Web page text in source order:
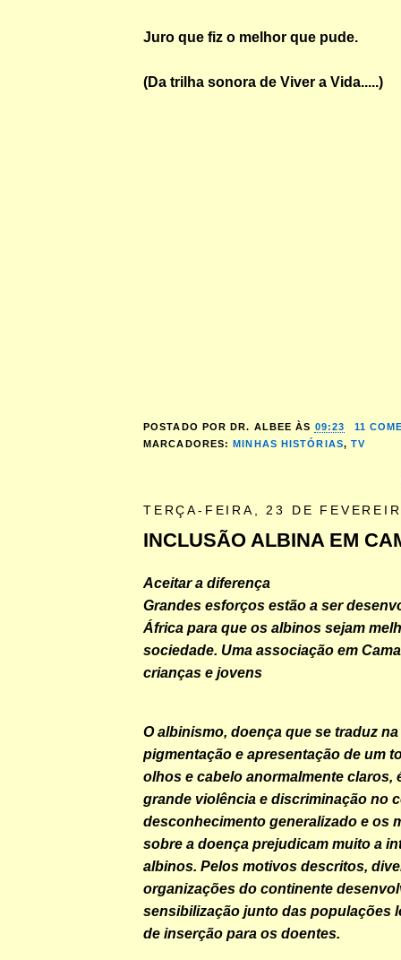
Juro que fiz o melhor que pude.
(Da trilha sonora de Viver a Vida.....)
POSTADO PORDR. ALBEE ÀS 09:23
11
MARCADORES:MINHAS HISTÓRIAS,TV
TERÇA-FEIRA, 23 DE
INCLUSÃO ALBINA EM
Aceitar a diferença
Grandes esforços estão a ser
África para que os albinos sejam
sociedade. Uma associação em
crianças e jovens
O albinismo, doença que se traduz
pigmentação e apresentação de um
olhos e cabelo anormalmente claros,
grande violência e discriminação no
desconhecimento generalizado e os
sobre a doença prejudicam muito a
albinos. Pelos motivos descritos,
organizações do continente
sensibilização junto das populações
de inserção para os doentes.